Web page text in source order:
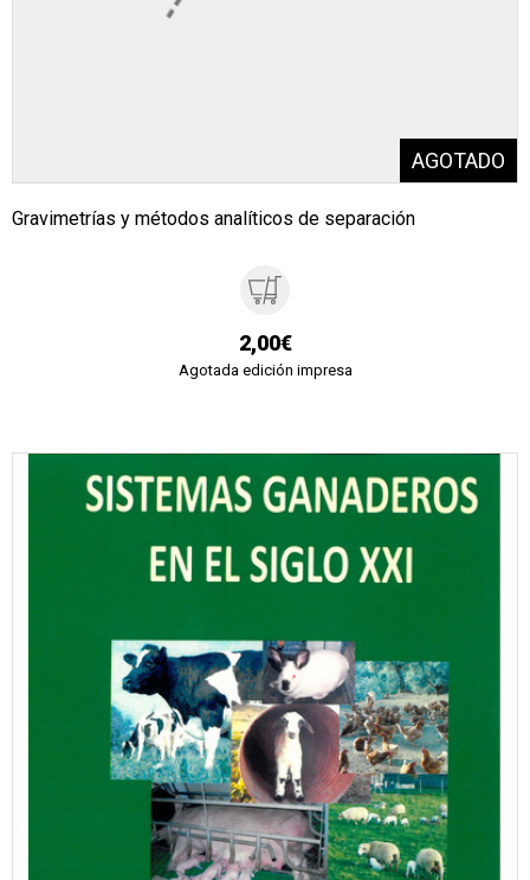
Gravimetrías y métodos analíticos de separación
2,00€
Agotada edición impresa